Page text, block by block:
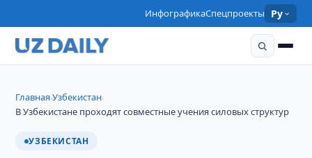
ИнфографикаСпецпроекты Ру
Главная›Узбекистан›
В Узбекистане проходят совместные учения силовых структур
УЗБЕКИСТАН